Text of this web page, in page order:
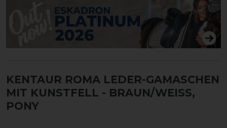
KENTAUR ROMA LEDER-GAMASCHEN
MIT KUNSTFELL - BRAUN/WEISS, P
ONY